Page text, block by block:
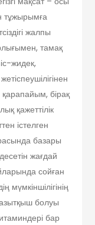
тұжырымға
жалпы
тамақ
жидек,
қарапайым, бірақ
қажеттілік
істелген
базары
жағдай
сойған
мүмкіншілігінің
болуы
бар